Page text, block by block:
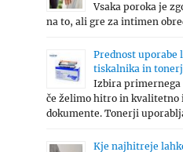
Vsaka poroka je
na to, ali gre za intimen
Prednost uporabe
tiskalnika in
Izbira primernega
če želimo hitro in kvalitetno
dokumente. Tonerji
Kje najhitreje